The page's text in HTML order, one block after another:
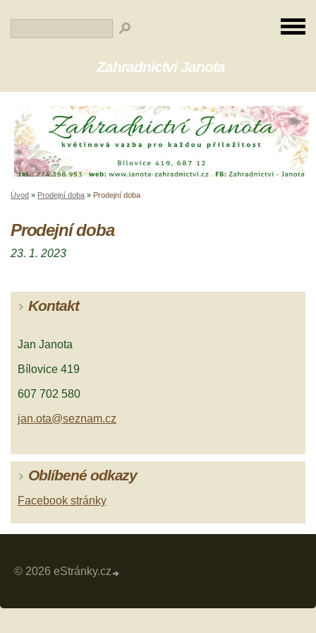
Zahradnictví Janota
Úvod » Prodejní doba » Prodejní doba
Prodejní doba
23. 1. 2023
Kontakt
Jan Janota
Bílovice 419
607 702 580
jan.ota@seznam.cz
Oblíbené odkazy
Facebook stránky
© 2026 eStránky.cz